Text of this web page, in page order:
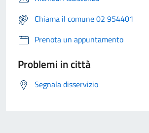
Chiama il comune 02 954401
Prenota un appuntamento
Problemi in città
Segnala disservizio